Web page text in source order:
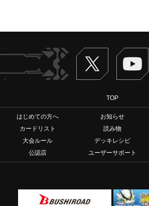
Twitter
TOP
はじめての方へ お知らせ
カードリスト
読み物
大会ルール
デッキレシピ
公認店
ユーザーサポート